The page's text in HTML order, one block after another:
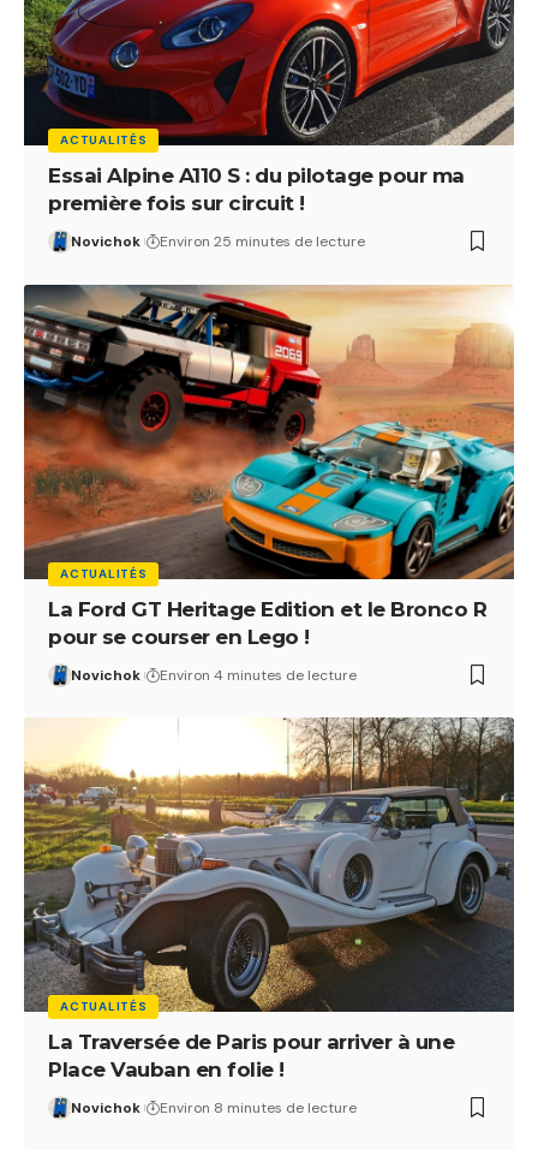
ACTUALITÉS
Essai Alpine A110 S : du pilotage pour ma
première fois sur circuit !
Novichok Environ 25 minutes de lecture
ACTUALITÉS
La Ford GT Heritage Edition et le Bronco R
pour se courser en Lego !
Novichok Environ 4 minutes de lecture
ACTUALITÉS
La Traversée de Paris pour arriver à une
Place Vauban en folie !
Novichok Environ 8 minutes de lecture